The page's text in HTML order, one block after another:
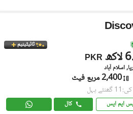
ٹائیٹینیم
PKR
اسلام آباد
2,400 مربع فیٹ
پہل
ایم ایس کال